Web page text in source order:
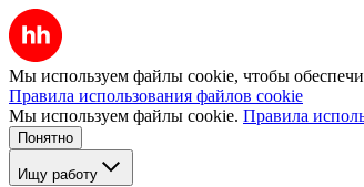
Мы используем файлы cookie, чтобы
Правила использования файлов cookie
Мы используем файлы cookie. Правила
Понятно
Ищу работу